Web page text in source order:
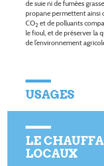
de suie ni de fumées
propane permettent ainsi
CO2 et de polluants
le fioul, et de préserver la
de l’environnement
USAGES
LE
LOCAUX